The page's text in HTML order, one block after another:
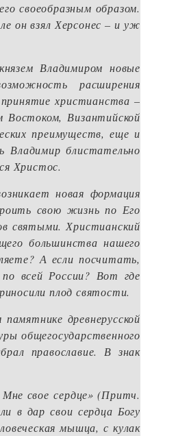
своеобразным образом.
он взял Херсонес – и уж
Владимиром новые
расширения
христианства –
Востоком, Византийской
преимуществ, еще и
Владимир блистательно
Христос.
новая формация
свою жизнь по Его
святыми. Христианский
большинства нашего
А если посчитать,
по всей России? Вот где
плод святости.
древнерусской
общегосударственного
православие. В знак
свое сердце» (Притч.
в дар свои сердца Богу
мышца, с кулак